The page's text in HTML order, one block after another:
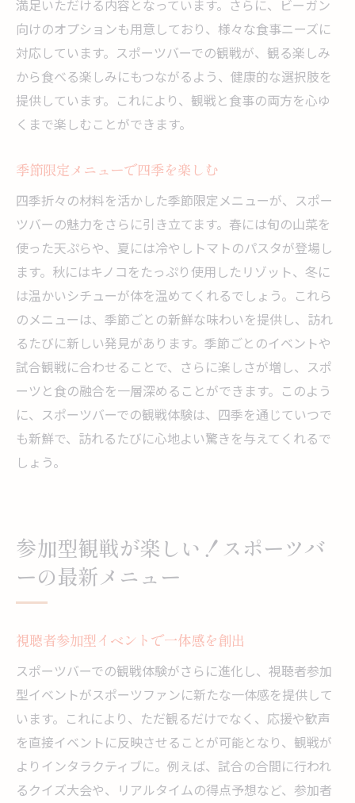
ンス
思い出に残る特別なイベントメニュー
スポーツ観戦を超える新しい楽しみ
満足いただける内容となっています。さらに、ビーガン
向けのオプションも用意しており、様々な食事ニーズに
対応しています。スポーツバーでの観戦が、観る楽しみ
から食べる楽しみにもつながるよう、健康的な選択肢を
提供しています。これにより、観戦と食事の両方を心ゆ
くまで楽しむことができます。
季節限定メニューで四季を楽しむ
四季折々の材料を活かした季節限定メニューが、スポー
ツバーの魅力をさらに引き立てます。春には旬の山菜を
使った天ぷらや、夏には冷やしトマトのパスタが登場し
ます。秋にはキノコをたっぷり使用したリゾット、冬に
は温かいシチューが体を温めてくれるでしょう。これら
のメニューは、季節ごとの新鮮な味わいを提供し、訪れ
るたびに新しい発見があります。季節ごとのイベントや
試合観戦に合わせることで、さらに楽しさが増し、スポ
ーツと食の融合を一層深めることができます。このよう
に、スポーツバーでの観戦体験は、四季を通じていつで
も新鮮で、訪れるたびに心地よい驚きを与えてくれるで
しょう。
参加型観戦が楽しい！スポーツバ
ーの最新メニュー
視聴者参加型イベントで一体感を創出
スポーツバーでの観戦体験がさらに進化し、視聴者参加
型イベントがスポーツファンに新たな一体感を提供して
います。これにより、ただ観るだけでなく、応援や歓声
を直接イベントに反映させることが可能となり、観戦が
よりインタラクティブに。例えば、試合の合間に行われ
るクイズ大会や、リアルタイムの得点予想など、参加者